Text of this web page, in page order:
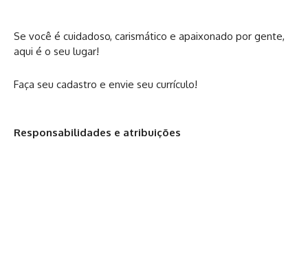
Se você é cuidadoso, carismático e apaixonado por gente,
aqui é o seu lugar!
Faça seu cadastro e envie seu currículo!
Responsabilidades e atribuições